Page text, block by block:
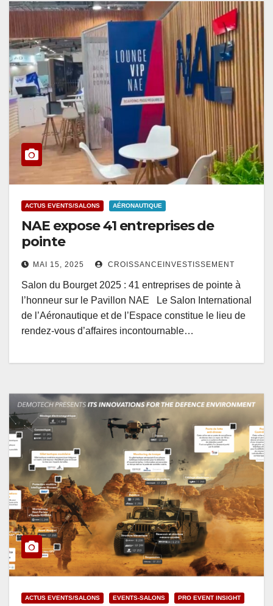
ACTUS EVENTS/SALONS AÉRONAUTIQUE
NAE expose 41 entreprises de
pointe
MAI 15, 2025 CROISSANCEINVESTISSEMENT
Salon du Bourget 2025 : 41 entreprises de pointe à
l’honneur sur le Pavillon NAE Le Salon International
de l’Aéronautique et de l’Espace constitue le lieu de
rendez-vous d’affaires incontournable…
ACTUS EVENTS/SALONS EVENTS-SALONS PRO EVENT INSIGHT